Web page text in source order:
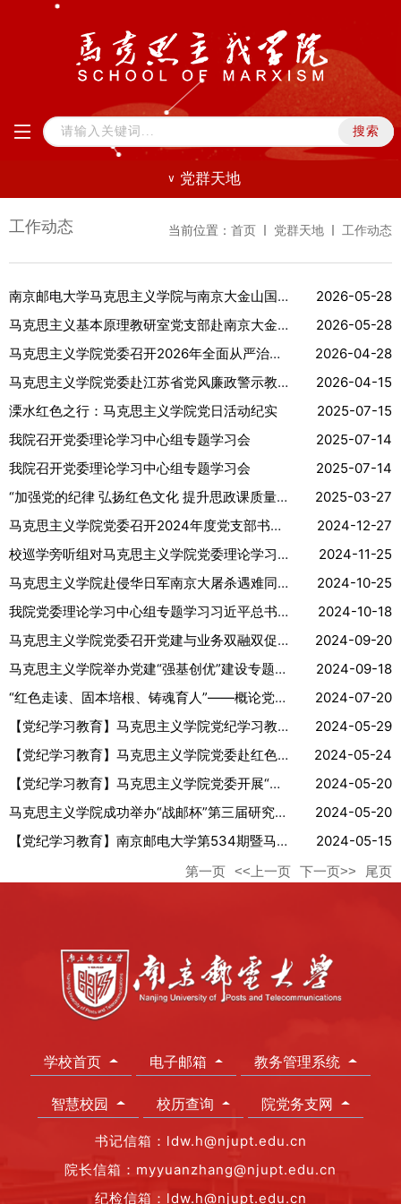
∨ 党群天地
当前位置： 首页 党群天地 工作动态
工作动态
南京邮电大学马克思主义学院与南京大金山国防园举行共建揭牌仪式
2026-05-28
马克思主义基本原理教研室党支部赴南京大金山国防园开展主题党日...
2026-05-28
马克思主义学院党委召开2026年全面从严治党工作部署会暨全面从严...
2026-04-28
马克思主义学院党委赴江苏省党风廉政警示教育基地开展主题警示教...
2026-04-15
溧水红色之行：马克思主义学院党日活动纪实
2025-07-15
我院召开党委理论学习中心组专题学习会
2025-07-14
我院召开党委理论学习中心组专题学习会
2025-07-14
“加强党的纪律 弘扬红色文化 提升思政课质量”——马克思主义基本...
2025-03-27
马克思主义学院党委召开2024年度党支部书记述职评议会
2024-12-27
校巡学旁听组对马克思主义学院党委理论学习中心组开展巡学旁听
2024-11-25
马克思主义学院赴侵华日军南京大屠杀遇难同胞纪念馆开展主题党日...
2024-10-25
我院党委理论学习中心组专题学习习近平总书记在2024年全国教育大...
2024-10-18
马克思主义学院党委召开党建与业务双融双促部署会
2024-09-20
马克思主义学院举办党建“强基创优”建设专题培训会
2024-09-18
“红色走读、固本培根、铸魂育人”——概论党支部赴临沂开展党日活...
2024-07-20
【党纪学习教育】马克思主义学院党纪学习教育读书班专题学习《中...
2024-05-29
【党纪学习教育】马克思主义学院党委赴红色李巷开展党纪学习教育...
2024-05-24
【党纪学习教育】马克思主义学院党委开展“党纪学习铭记于心 战...
2024-05-20
马克思主义学院成功举办“战邮杯”第三届研究生微党课比赛
2024-05-20
【党纪学习教育】南京邮电大学第534期暨马克思主义学院第十七期...
2024-05-15
第一页 <<上一页 下一页>> 尾页
学校首页 电子邮箱 教务管理系统
智慧校园 校历查询 院党务支网
书记信箱：ldw.h@njupt.edu.cn
院长信箱：myyuanzhang@njupt.edu.cn
纪检信箱：ldw.h@njupt.edu.cn